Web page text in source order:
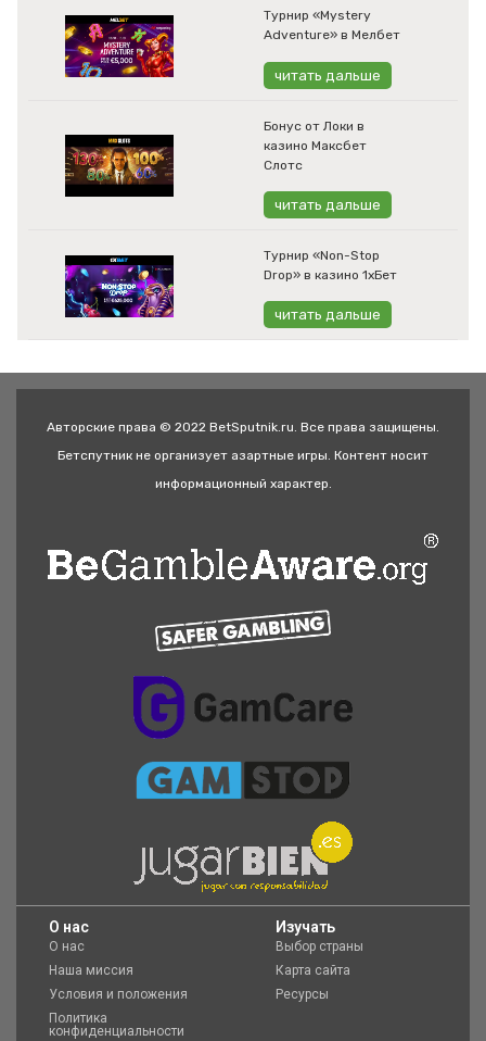
Турнир «Mystery
Adventure» в Мелбет
читать дальше
Бонус от Локи в
казино Максбет
Слотс
читать дальше
Турнир «Non-Stop
Drop» в казино 1хБет
читать дальше
Авторские права © 2022 BetSputnik.ru. Все права защищены.
Бетспутник не организует азартные игры. Контент носит
информационный характер.
O нас
О нас
Наша миссия
Условия и положения
Политика
конфиденциальности
Изучать
Выбор страны
Карта сайта
Ресурсы